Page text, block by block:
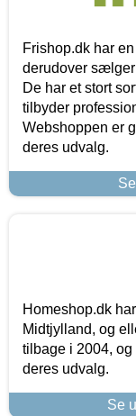
Frishop.dk har
derudover
De har et stort
tilbyder
Webshoppen er
deres udvalg.
Homeshop.dk
Midtjylland, og
tilbage i 2004,
deres udvalg.
Se